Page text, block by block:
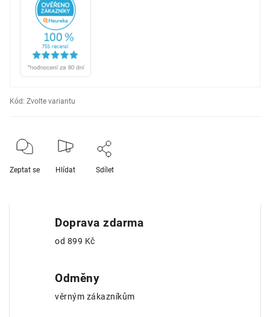
Kód: Zvolte variantu
Zeptat se Hlídat Sdílet
Doprava zdarma
od 899 Kč
Odměny
věrným zákazníkům